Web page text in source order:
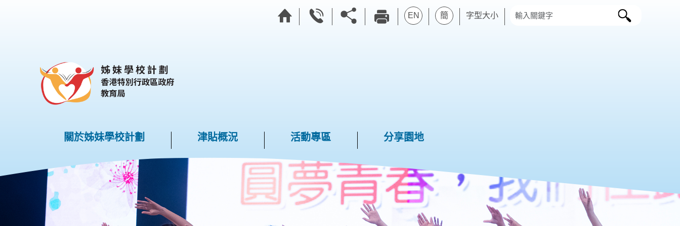
EN
簡 字型大小
關於姊妹學校計劃 津貼概況 活動專區 分享園地